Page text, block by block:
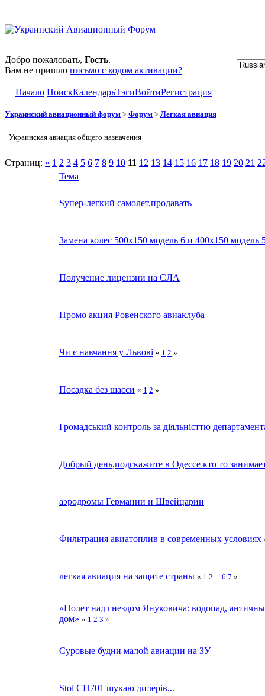
Добро пожаловать, Гость.
Вам не пришло письмо с кодом активации?
Начало ПоискКалендарьТэгиВойтиРегистрация
Украинский авиационный форум > Форум > Легкая авиация
Украинская авиация общего назначения
Страниц: « 1 2 3 4 5 6 7 8 9 10 11 12 13 14 15 16 17 18 19 20 21
Тема
Sупер-легкий самолет,продавать
Замена колес 500х150 модель 6 и 400х150 модель
Получение лицензии на СЛА
Промо акция Ровенского авиаклуба
Чи є навчання у Львові « 1 2 »
Посадка без шасси « 1 2 »
Громадський контроль за діяльністтю
Добрый день,подскажите в Одессе кто то
аэродромы Германии и Швейцарии
Фильтрация авиатоплив в современных условиях
легкая авиация на защите страны « 1 2 6 7 »
«Полет над гнездом Януковича: водопад,
дом» « 1 2 3 »
Суровые будни малой авиации на ЗУ
Stol CH701 шукаю дилерів...